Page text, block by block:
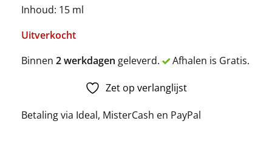
Inhoud: 15 ml
Uitverkocht
Binnen 2 werkdagen geleverd. Afhalen is Gratis.
Zet op verlanglijst
Betaling via Ideal, MisterCash en PayPal